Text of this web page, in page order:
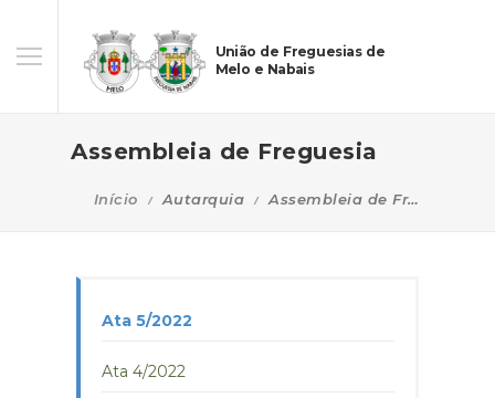
União de Freguesias de
Melo e Nabais
Assembleia de Freguesia
Início Autarquia Assembleia de Freguesia
Ata 5/2022
Ata 4/2022